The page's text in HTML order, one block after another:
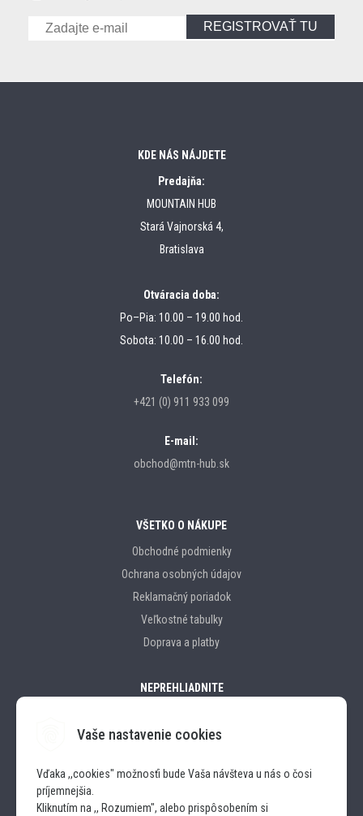
Vaše nastavenie cookies
Vďaka ,,cookies" možnosťi bude Vaša návšteva u nás o čosi
príjemnejšia.
Kliknutím na ,, Rozumiem", alebo prispôsobením si
REGISTROVAŤ TU
KDE NÁS NÁJDETE
Predajňa:
MOUNTAIN HUB
Stará Vajnorská 4,
Bratislava
Otváracia doba:
Po–Pia: 10.00 – 19.00 hod.
Sobota: 10.00 – 16.00 hod.
Telefón:
+421 (0) 911 933 099
E-mail:
obchod@mtn-hub.sk
VŠETKO O NÁKUPE
Obchodné podmienky
Ochrana osobných údajov
Reklamačný poriadok
Veľkostné tabulky
Doprava a platby
NEPREHLIADNITE